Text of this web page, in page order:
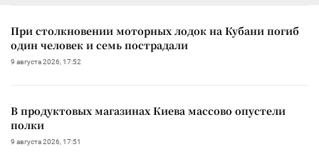
При столкновении моторных лодок на Кубани погиб
один человек и семь пострадали
9 августа 2026, 17:52
В продуктовых магазинах Киева массово опустели
полки
9 августа 2026, 17:51